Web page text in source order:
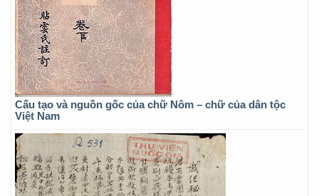
Cấu tạo và nguồn gốc của chữ Nôm – chữ của dân tộc
Việt Nam